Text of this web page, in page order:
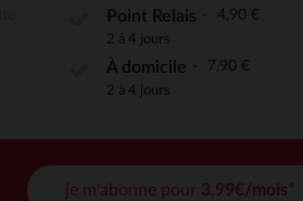
Point Relais 4,90 €
2 à 4 jours
À domicile 7,90 €
2 à 4 jours
je m'abonne pour 3,99€/mois*